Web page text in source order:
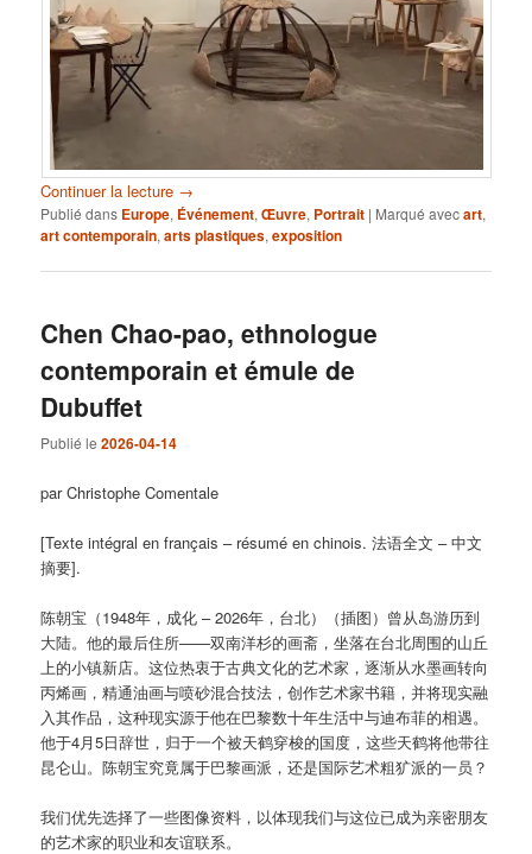
Continuer la lecture →
Publié dans Europe, Événement,Œuvre, Portrait | Marqué avecart,
art contemporain,arts plastiques,exposition
Chen Chao-pao, ethnologue
contemporain et émule de
Dubuffet
Publié le2026-04-14
par Christophe Comentale
[Texte intégral en français – résumé en chinois. 法语全文 – 中文
摘要].
陈朝宝（1948年，成化 – 2026年，台北）（插图）曾从岛游历到
大陆。他的最后住所——双南洋杉的画斋，坐落在台北周围的山丘
上的小镇新店。这位热衷于古典文化的艺术家，逐渐从水墨画转向
丙烯画，精通油画与喷砂混合技法，创作艺术家书籍，并将现实融
入其作品，这种现实源于他在巴黎数十年生活中与迪布菲的相遇。
他于4月5日辞世，归于一个被天鹤穿梭的国度，这些天鹤将他带往
昆仑山。陈朝宝究竟属于巴黎画派，还是国际艺术粗犷派的一员？
我们优先选择了一些图像资料，以体现我们与这位已成为亲密朋友
的艺术家的职业和友谊联系。